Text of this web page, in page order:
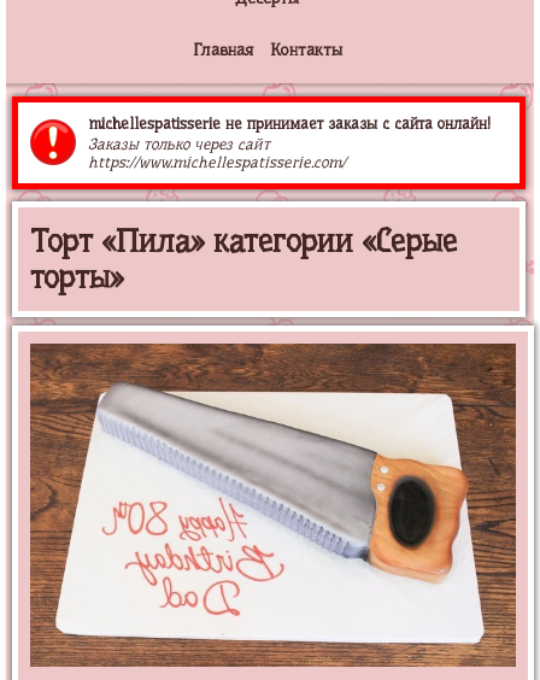
Главная Контакты
michellespatisserie не принимает заказы с сайта онлайн!
Заказы только через сайт
https://www.michellespatisserie.com/
Торт «Пила» категории «Серые
торты»